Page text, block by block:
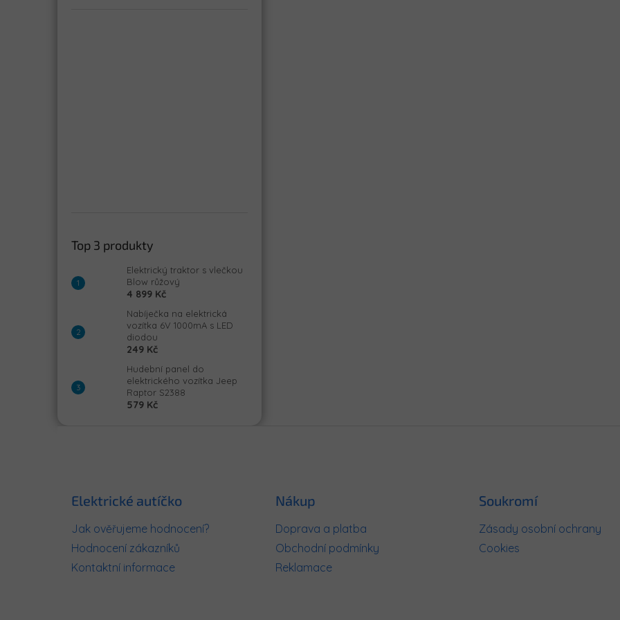
Top 3 produkty
Elektrický traktor s vlečkou
Blow růžový
4 899 Kč
Nabíječka na elektrická
vozítka 6V 1000mA s LED
diodou
249 Kč
Hudební panel do
elektrického vozítka Jeep
Raptor S2388
579 Kč
Elektrické autíčko
Jak ověřujeme hodnocení?
Hodnocení zákazníků
Kontaktní informace
Nákup
Doprava a platba
Obchodní podmínky
Reklamace
Soukromí
Zásady osobní ochrany
Cookies